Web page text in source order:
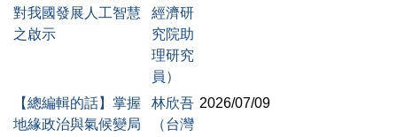
對我國發展人工智慧
之啟示
經濟研
究院助
理研究
員）
【總編輯的話】掌握
地緣政治與氣候變局
林欣吾
（台灣
2026/07/09